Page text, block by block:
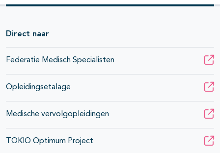
Direct naar
Federatie Medisch Specialisten
Opleidingsetalage
Medische vervolgopleidingen
TOKIO Optimum Project